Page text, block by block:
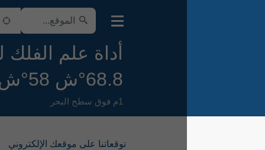
أداة علم الفلك لـ
توقعاتنا على موقعك الإلكتروني